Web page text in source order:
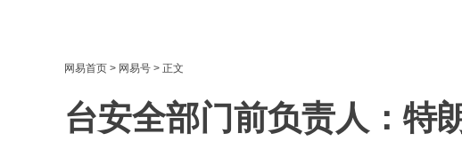
网易首页 > 网易号 > 正文
台安全部门前负责人：特